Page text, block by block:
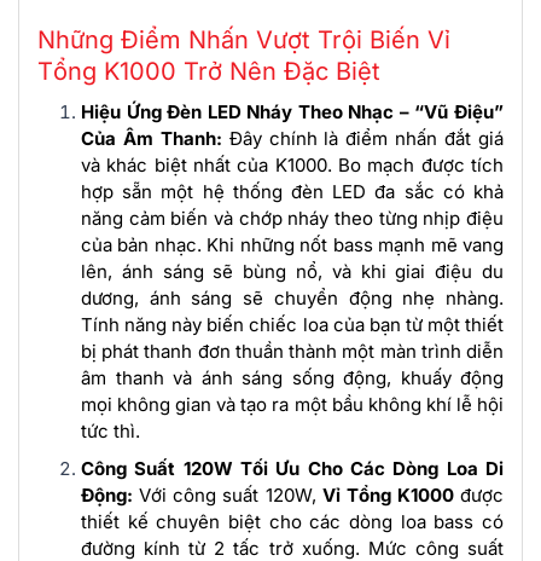
Những Điểm Nhấn Vượt Trội Biến Vỉ
Tổng K1000 Trở Nên Đặc Biệt
Hiệu Ứng Đèn LED Nháy Theo Nhạc – “Vũ Điệu”
Của Âm Thanh: Đây chính là điểm nhấn đắt giá
và khác biệt nhất của K1000. Bo mạch được tích
hợp sẵn một hệ thống đèn LED đa sắc có khả
năng cảm biến và chớp nháy theo từng nhịp điệu
của bản nhạc. Khi những nốt bass mạnh mẽ vang
lên, ánh sáng sẽ bùng nổ, và khi giai điệu du
dương, ánh sáng sẽ chuyển động nhẹ nhàng.
Tính năng này biến chiếc loa của bạn từ một thiết
bị phát thanh đơn thuần thành một màn trình diễn
âm thanh và ánh sáng sống động, khuấy động
mọi không gian và tạo ra một bầu không khí lễ hội
tức thì.
Công Suất 120W Tối Ưu Cho Các Dòng Loa Di
Động: Với công suất 120W, Vỉ Tổng K1000được
thiết kế chuyên biệt cho các dòng loa bass có
đường kính từ 2 tấc trở xuống. Mức công suất